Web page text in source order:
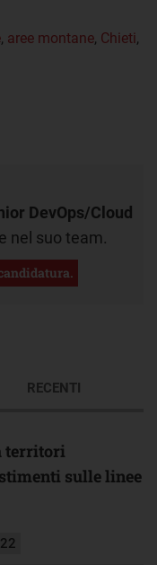
, aree montane, Chieti,
DevOps/Cloud
nel suo team.
territori
sulle linee
RECENTI